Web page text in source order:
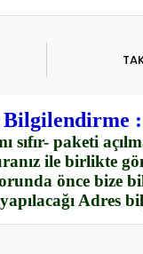
:
sıfır- paketi
ile birlikte
önce bize